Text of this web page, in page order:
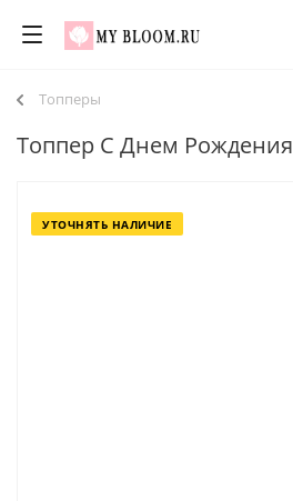
Топперы
Топпер С Днем Рождения
УТОЧНЯТЬ НАЛИЧИЕ